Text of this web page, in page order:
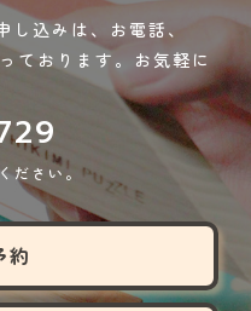
込みは、お電話、
ております。お気軽に
ださい。
約